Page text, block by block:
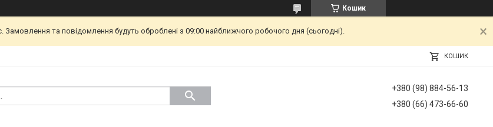
Кошик
Замовлення та повідомлення будуть оброблені з 09:00 найближчого робочого дня (сьогодні).
КОШИК
+380 (98) 884-56-13
+380 (66) 473-66-60